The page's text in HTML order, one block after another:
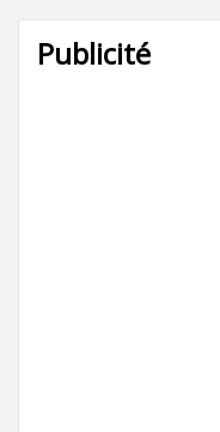
Publicité